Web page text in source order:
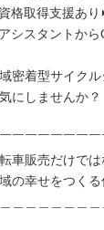
格取得支援あ
シスタントか
密着型サイク
にしませんか？
￣￣￣￣￣￣
車販売だけでは
の幸せをつくる